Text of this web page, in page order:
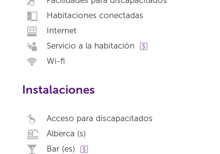
Habitaciones conectadas
Internet
Servicio a la habitación
Wi-fi
Instalaciones
Acceso para discapacitados
Alberca (s)
Bar (es)